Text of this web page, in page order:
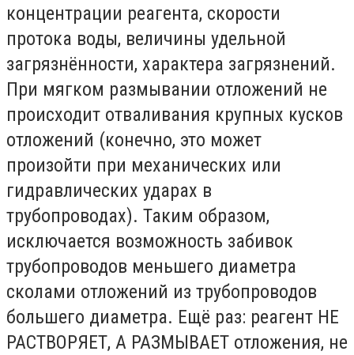
концентрации реагента, скорости
протока воды, величины удельной
загрязнённости, характера загрязнений.
При мягком размывании отложений не
происходит отваливания крупных кусков
отложений (конечно, это может
произойти при механических или
гидравлических ударах в
трубопроводах). Таким образом,
исключается возможность забивок
трубопроводов меньшего диаметра
сколами отложений из трубопроводов
большего диаметра. Ещё раз: реагент НЕ
РАСТВОРЯЕТ, А РАЗМЫВАЕТ отложения, не